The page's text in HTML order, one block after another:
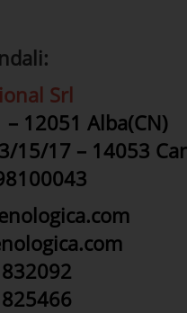
Srl
– 12051 Alba(CN)
15/17 – 14053